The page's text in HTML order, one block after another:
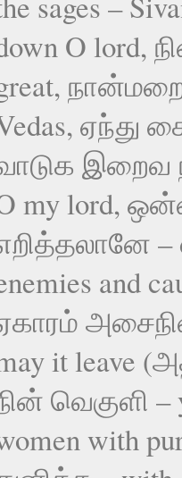
O lord,
ஏந்து
இறைவ
my lord,
–
and
it leave
வெகுளி
with